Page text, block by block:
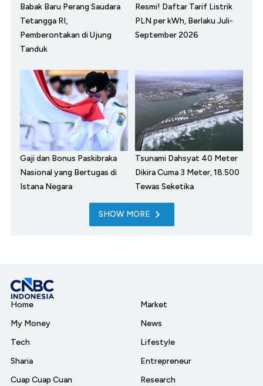
Babak Baru Perang Saudara
Tetangga RI,
Pemberontakan di Ujung
Tanduk
Resmi! Daftar Tarif Listrik
PLN per kWh, Berlaku Juli-
September 2026
Gaji dan Bonus Paskibraka
Nasional yang Bertugas di
Istana Negara
Tsunami Dahsyat 40 Meter
Dikira Cuma 3 Meter, 18.500
Tewas Seketika
SHOW MORE
Home
My Money
Tech
Sharia
Cuap Cuap Cuan
Market
News
Lifestyle
Entrepreneur
Research